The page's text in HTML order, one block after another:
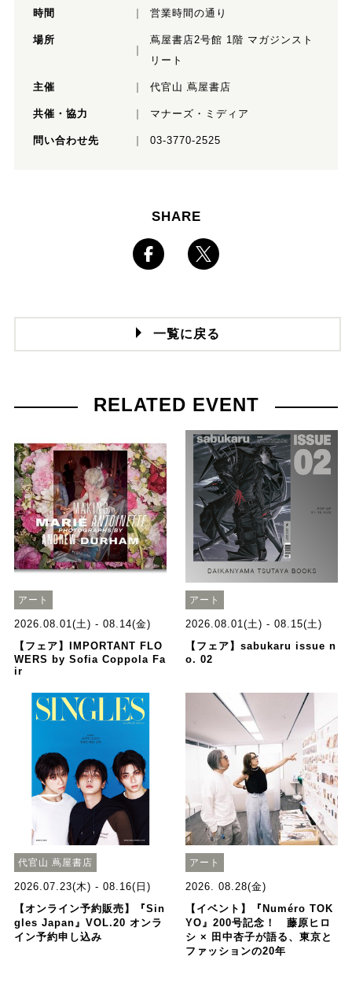
時間 営業時間の通り
場所
蔦屋書店2号館 1階 マガジンスト
リート
主催 代官山 蔦屋書店
共催・協力 マナーズ・ミディア
問い合わせ先 03-3770-2525
SHARE
一覧に戻る
RELATED EVENT
アート
2026.08.01(土) - 08.14(金)
【フェア】IMPORTANT FLO
WERS by Sofia Coppola Fa
ir
アート
2026.08.01(土) - 08.15(土)
【フェア】sabukaru issue n
o. 02
代官山 蔦屋書店
2026.07.23(木) - 08.16(日)
【オンライン予約販売】『Sin
gles Japan』VOL.20 オンラ
イン予約申し込み
アート
2026. 08.28(金)
【イベント】『Numéro TOK
YO』200号記念！ 藤原ヒロ
シ × 田中杏子が語る、東京と
ファッションの20年